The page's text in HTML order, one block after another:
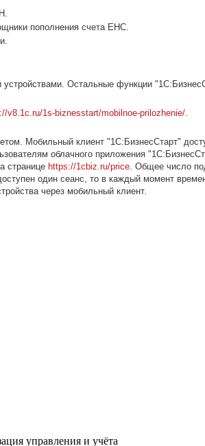
пополнения счета ЕНС.
Остальные функции
v8.1c.ru/1s-biznesstart/mobilnoe-prilozhenie/
Мобильный клиент "1С:БизнесСтарт"
облачного приложения
странице https://1cbiz.ru/price . Общее число
один сеанс, то в каждый момент
через мобильный клиент.
управления и учёта